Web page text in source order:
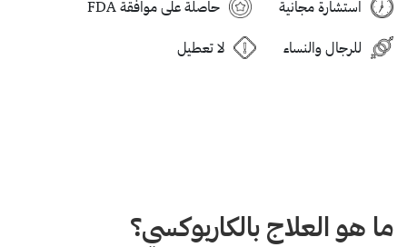
استشارة مجانية
حاصلة على موافقة FDA
للرجال والنساء
لا تعطيل
ما هو العلاج بالكاربوكسي؟